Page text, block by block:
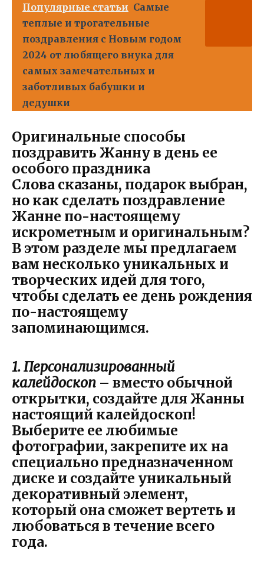
Популярные статьи Самые
теплые и трогательные
поздравления с Новым годом
2024 от любящего внука для
самых замечательных и
заботливых бабушки и
дедушки
Оригинальные способы
поздравить Жанну в день ее
особого праздника
Слова сказаны, подарок выбран,
но как сделать поздравление
Жанне по-настоящему
искрометным и оригинальным?
В этом разделе мы предлагаем
вам несколько уникальных и
творческих идей для того,
чтобы сделать ее день рождения
по-настоящему
запоминающимся.
1. Персонализированный
калейдоскоп – вместо обычной
открытки, создайте для Жанны
настоящий калейдоскоп!
Выберите ее любимые
фотографии, закрепите их на
специально предназначенном
диске и создайте уникальный
декоративный элемент,
который она сможет вертеть и
любоваться в течение всего
года.